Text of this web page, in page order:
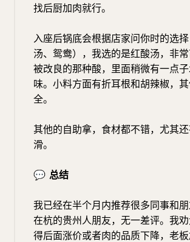
找后厨加肉就行。
入座后锅底会根据店家问你时的选
汤、鸳鸯），我选的是红酸汤，非
被改良的那种酸，里面稍微有一点
味。小料方面有折耳根和胡辣椒，
全。
其他的自助拿，食材都不错，尤其
滑。
💬 总结
我已经在半个月内推荐很多同事和
在杭的贵州人朋友，无一差评。我
得后面涨价或者肉的品质下降，老